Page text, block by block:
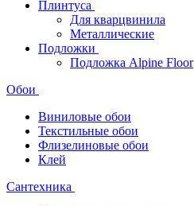
Плинтуса
Для кварцвинила
Металлические
Подложки
Подложка Alpine Floor
Обои
Виниловые обои
Текстильные обои
Флизелиновые обои
Клей
Сантехника